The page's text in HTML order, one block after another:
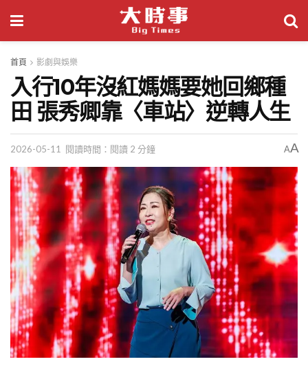
首頁 影劇與娛樂
入行10年沒紅媽媽要她回鄉種
田 張秀卿靠〈車站〉逆轉人生
2026-05-11 閱讀時間：閱讀 2 分鐘 AA